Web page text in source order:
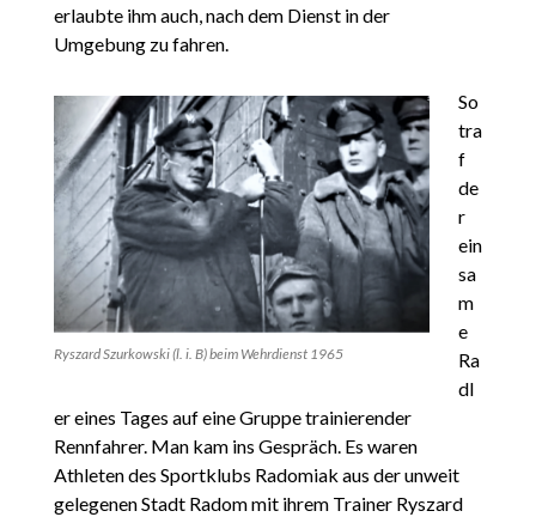
erlaubte ihm auch, nach dem Dienst in der
Umgebung zu fahren.
Ryszard Szurkowski (l. i. B) beim Wehrdienst 1965
So
tra
f
de
r
ein
sa
m
e
Ra
dl
er eines Tages auf eine Gruppe trainierender
Rennfahrer. Man kam ins Gespräch. Es waren
Athleten des Sportklubs Radomiak aus der unweit
gelegenen Stadt Radom mit ihrem Trainer Ryszard